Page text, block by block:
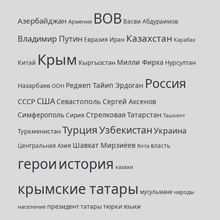
:
Азербайджан Армения ВОВ Васви Абдураимов
Владимир Путин Евразия Иран Казахстан Карабах
Китай Крым Кыргызстан Милли Фирка Нурсултан
Назарбаев ООН Реджеп Тайип Эрдоган Россия
СССР США Севастополь Сергей Аксенов
СимферопольСирия Стрелковая Татарстан Ташкент
Туркменистан ТурцияУзбекистанУкраина
Центральная Азия Шавкат Мирзиёев Ялта власть
героиистория казахи
крымские татары мусульмане народы
население президенттатарытюрки языки